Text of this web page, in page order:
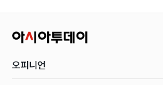
오피니언